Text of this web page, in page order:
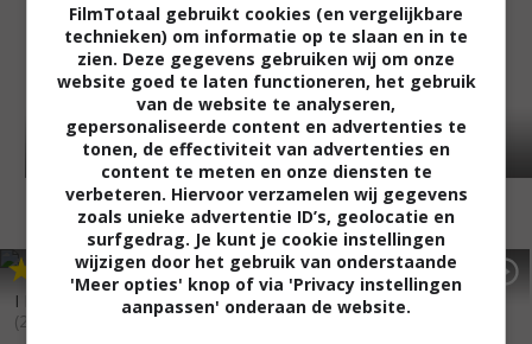
I Love You, Beth Cooper
(2009)
5,4
The Game Plan (2007)
FilmTotaal gebruikt cookies (en vergelijkbare
technieken) om informatie op te slaan en in te
zien. Deze gegevens gebruiken wij om onze
website goed te laten functioneren, het gebruik
van de website te analyseren,
gepersonaliseerde content en advertenties te
tonen, de effectiviteit van advertenties en
content te meten en onze diensten te
verbeteren. Hiervoor verzamelen wij gegevens
zoals unieke advertentie ID’s, geolocatie en
surfgedrag. Je kunt je cookie instellingen
wijzigen door het gebruik van onderstaande
'Meer opties' knop of via 'Privacy instellingen
aanpassen' onderaan de website.